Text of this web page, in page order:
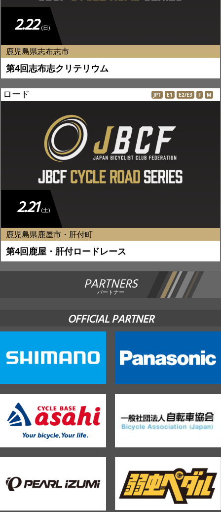
2.22 (日)
鹿児島県志布志市
第4回志布志クリテリウム
ロード JPT E1 E2/E3 F M
2.21 (土)
鹿児島県鹿屋市・肝付町
第4回鹿屋・肝付ロードレース
PARTNERS
パートナー
OFFICIAL PARTNER